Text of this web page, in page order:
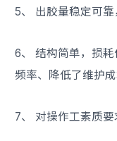
5、 出胶量稳定可靠
6、 结构简单，损
频率、降低了维护成
7、 对操作工素质要